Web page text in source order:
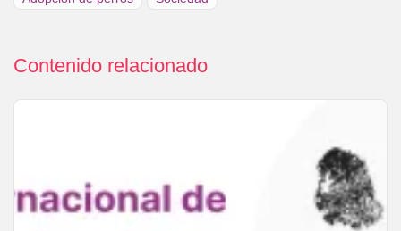
Contenido relacionado